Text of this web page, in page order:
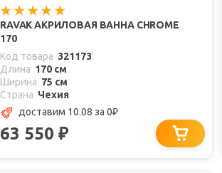
RAVAK АКРИЛОВАЯ ВАННА CHROME
170
Код товара 321173
Длина 170 см
Ширина 75 см
Страна Чехия
доставим 10.08 за 0₽
63 550 ₽